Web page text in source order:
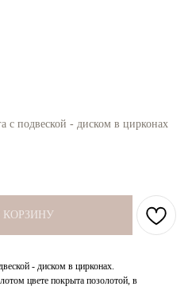
с подвеской - диском в цирконах
КОРЗИНУ
- диском в цирконах.
цвете покрыта позолотой, в